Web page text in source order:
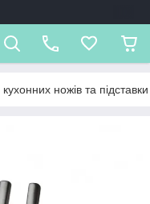
кухонних ножів та